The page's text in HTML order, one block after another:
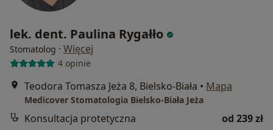
lek. dent. Paulina Rygałło
Stomatolog · Więcej
4 opinie
Teodora Tomasza Jeża 8, Bielsko-Biała • Mapa
Medicover Stomatologia Bielsko-Biała Jeża
Konsultacja protetyczna
od 239 zł